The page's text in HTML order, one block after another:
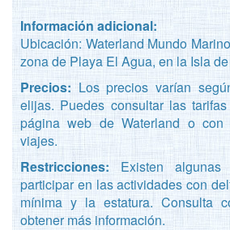
Información adicional:
Ubicación: Waterland Mundo
zona de Playa El Agua, en la Isla
Precios: Los precios varían
elijas. Puedes consultar las
página web de Waterland o con
viajes.
Restricciones: Existen algunas
participar en las actividades con
mínima y la estatura. Consulta
obtener más información.